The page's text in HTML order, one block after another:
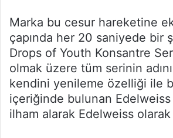
Marka bu cesur hareketine
çapında her 20 saniyede bir
Drops of Youth Konsantre
olmak üzere tüm serinin
kendini yenileme özelliği ile
içeriğinde bulunan Edelweiss
ilham alarak Edelweiss